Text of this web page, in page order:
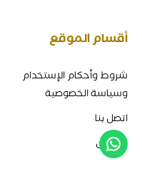
أقسام الموقع
شروط وأحكام الإستخدام
وسياسة الخصوصية
اتصل بنا
من نحن